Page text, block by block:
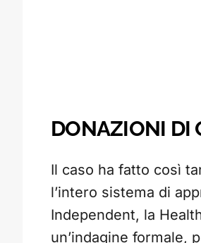
DONAZIONI DI
Il caso ha fatto così
l’intero sistema di
Independent, la
un’indagine formale,